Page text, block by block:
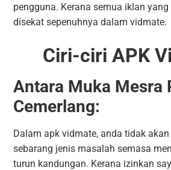
pengguna. Kerana semua iklan
disekat sepenuhnya dalam vidmate.
Ciri-ciri APK
Antara Muka Mesra
Cemerlang:
Dalam apk vidmate, anda tidak
sebarang jenis masalah semasa
turun kandungan. Kerana izinkan